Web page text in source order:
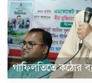
গাফিলতিতে কঠোর